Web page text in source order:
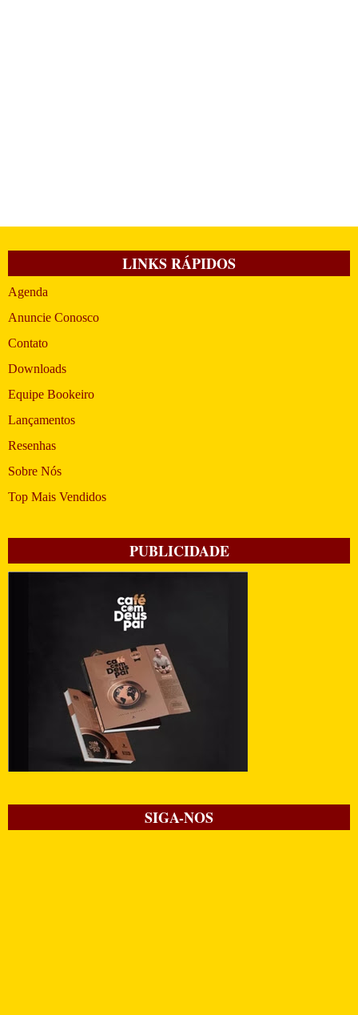
LINKS RÁPIDOS
Agenda
Anuncie Conosco
Contato
Downloads
Equipe Bookeiro
Lançamentos
Resenhas
Sobre Nós
Top Mais Vendidos
PUBLICIDADE
SIGA-NOS